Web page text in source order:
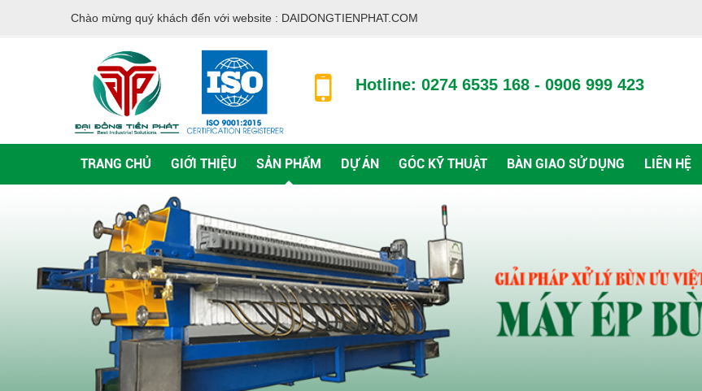
Chào mừng quý khách đến với website : DAIDONGTIENPHAT.COM
Hotline: 0274 6535 168 - 0906 999 423
TRANG CHỦ GIỚI THIỆU SẢN PHẨM DỰ ÁN GÓC KỸ THUẬT BÀN GIAO SỬ DỤNG LIÊN HỆ